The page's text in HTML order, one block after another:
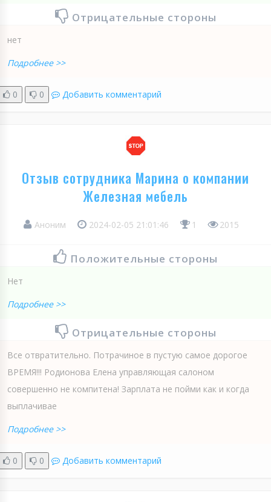
Отрицательные стороны
нет
Подробнее >>
0 0 Добавить комментарий
Отзыв сотрудника Марина о компании
Железная мебель
Аноним 2024-02-05 21:01:46 1 2015
Положительные стороны
Нет
Подробнее >>
Отрицательные стороны
Все отвратительно. Потрачиное в пустую самое дорогое
ВРЕМЯ!!! Родионова Елена управляющая салоном
совершенно не компитена! Зарплата не пойми как и когда
выплачивае
Подробнее >>
0 0 Добавить комментарий